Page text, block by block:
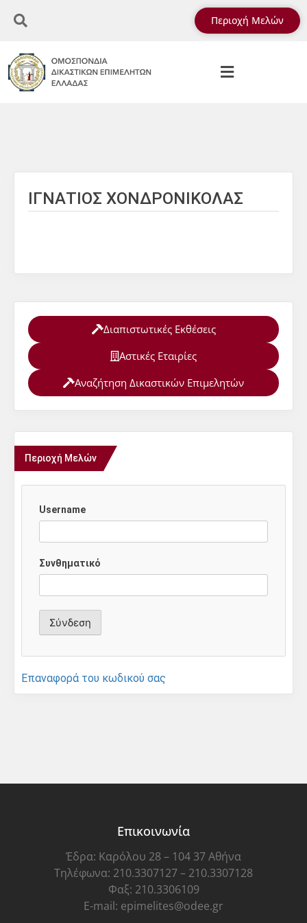
Περιοχή Μελών
ΙΓΝΑΤΙΟΣ ΧΟΝΔΡΟΝΙΚΟΛΑΣ
Διαπιστωτικές Εκθέσεις
Αστικές Εταιρίες
Αναζήτηση Δικαστικών Επιμελητών
Περιοχή Μελών
Username
Συνθηματικό
Επαναφορά του κωδικού σας
Επικοινωνία
Έδρα: Καρόλου 28 – 104 37 Αθήνα
Τηλέφωνα: 210.3307127 – 210.3307128
Φαξ: 210.3306109
E-mail: epimelites@odee.gr